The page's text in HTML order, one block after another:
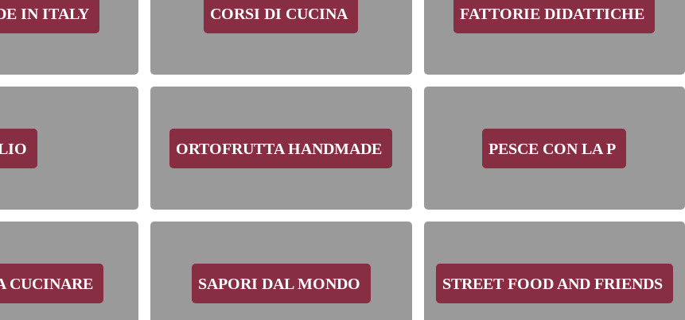
IN ITALY CORSI DI CUCINA FATTORIE DIDATTICHE
ORTOFRUTTA HANDMADE PESCE CON LA P
CUCINARE SAPORI DAL MONDO STREET FOOD AND FRIENDS